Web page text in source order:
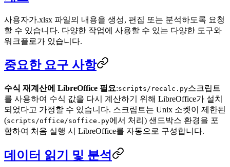
사용자가.xlsx 파일의 내용을 생성, 편집 또는 분석하도록 요청
할 수 있습니다. 다양한 작업에 사용할 수 있는 다양한 도구와
워크플로가 있습니다.
중요한 요구 사항
수식 재계산에 LibreOffice 필요:scripts/recalc.py스크립트
를 사용하여 수식 값을 다시 계산하기 위해 LibreOffice가 설치
되었다고 가정할 수 있습니다. 스크립트는 Unix 소켓이 제한된
(scripts/office/soffice.py에서 처리) 샌드박스 환경을 포
함하여 처음 실행 시 LibreOffice를 자동으로 구성합니다.
데이터 읽기 및 분석